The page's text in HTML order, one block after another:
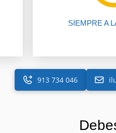
SIEMPRE A
913 734 046